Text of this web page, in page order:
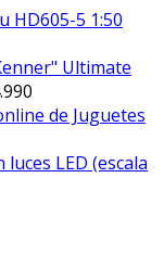
HD605-5 1:50
Ultimate
LED (escala